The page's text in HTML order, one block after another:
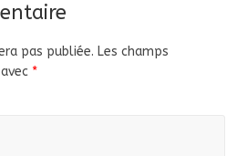
pas publiée. Les champs
*